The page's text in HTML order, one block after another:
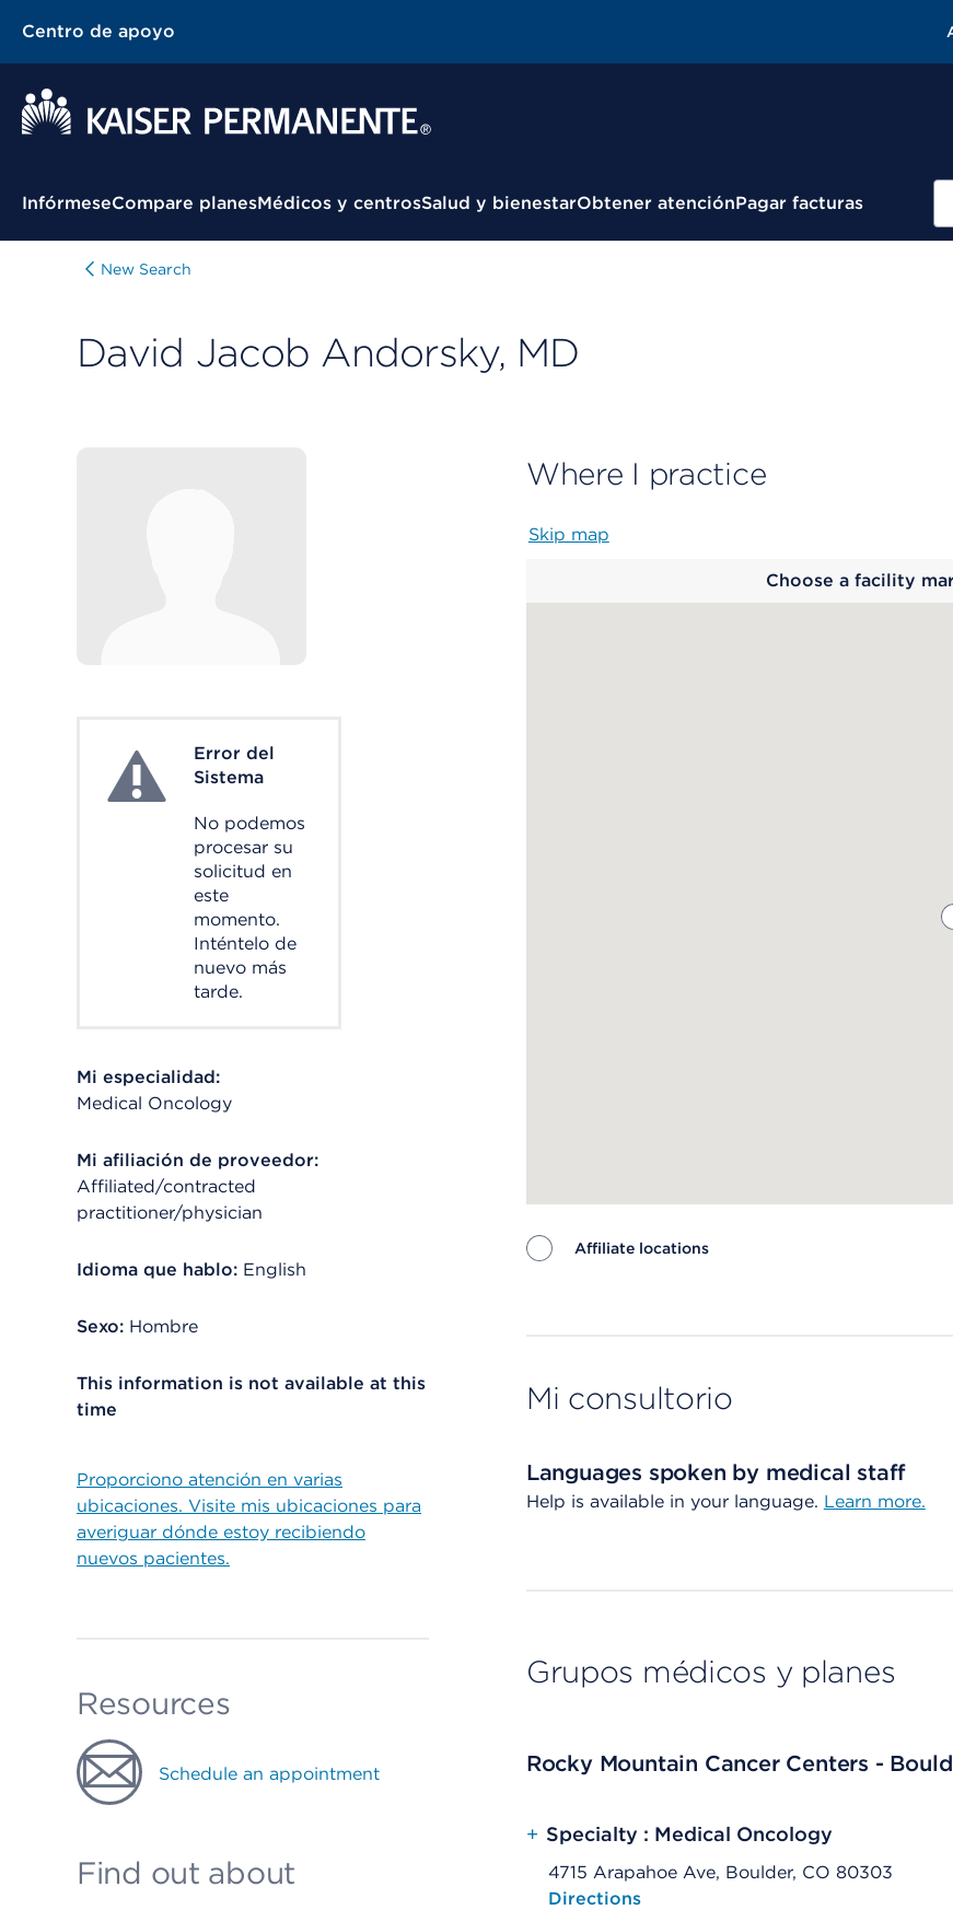
Centro de apoyo
Menú contextual
InfórmeseCompare planesMédicos y centrosSalud y bienestarObtener atenciónPagar facturas
New Search
David Jacob Andorsky, MD
System ErrorError del
Sistema
No podemos
procesar su
solicitud en
este
momento.
Inténtelo de
nuevo más
tarde.
Mi especialidad:
Medical Oncology
Mi afiliación de proveedor:
Affiliated/contracted
practitioner/physician
Idioma que hablo: English
Sexo: Hombre
This information is not available at this
time
Proporciono atención en varias
ubicaciones. Visite mis ubicaciones para
averiguar dónde estoy recibiendo
nuevos pacientes.
Resources
Schedule an appointment
Find out about
Where I practice
Skip map
Choose a facility
Affiliate locations
Mi consultorio
Languages spoken by medical staff
Help is available in your language. Learn more.
Grupos médicos y planes
Rocky Mountain Cancer Centers -
+ Specialty : Medical Oncology
4715 Arapahoe Ave, Boulder, CO 80303
Opens native map application on mobile
Directions